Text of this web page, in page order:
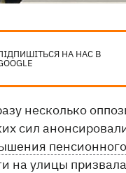
НА НАС В
несколько
сил
на улицы